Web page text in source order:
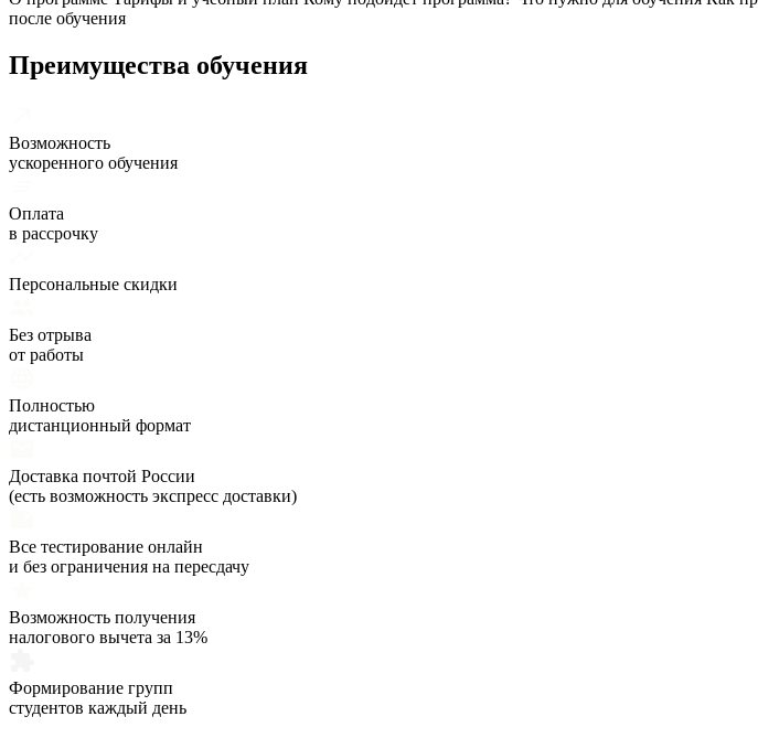
после обучения
Преимущества обучения
Возможность
ускоренного обучения
Оплата
в рассрочку
Персональные скидки
Без отрыва
от работы
Полностью
дистанционный формат
Доставка почтой России
(есть возможность экспресс доставки)
Все тестирование онлайн
и без ограничения на пересдачу
Возможность получения
налогового вычета за 13%
Формирование групп
студентов каждый день